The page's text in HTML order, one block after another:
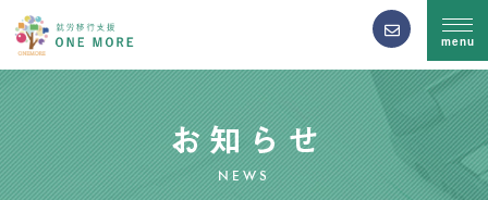
menu
NEWS